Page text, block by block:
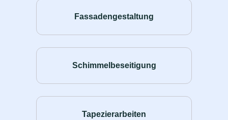
Fassadengestaltung
Schimmelbeseitigung
Tapezierarbeiten